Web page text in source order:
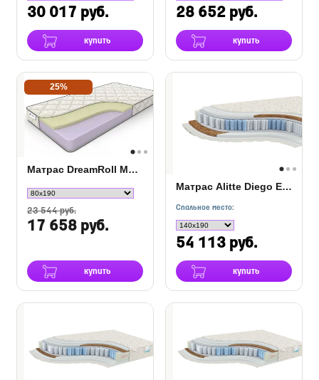
30 017 руб.
купить
28 652 руб.
купить
25%
Матрас DreamRoll Memory
23 544 руб.
17 658 руб.
купить
Матрас Alitte Diego Eco S1000 SH-20-K
Спальное место:
54 113 руб.
купить